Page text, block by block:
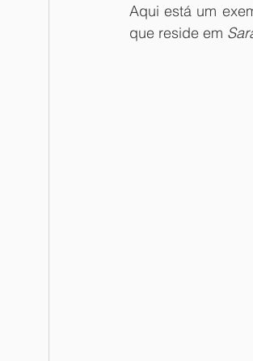
Aqui está um
que reside em